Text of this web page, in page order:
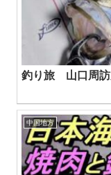
釣り旅 山口周訪
中国地方